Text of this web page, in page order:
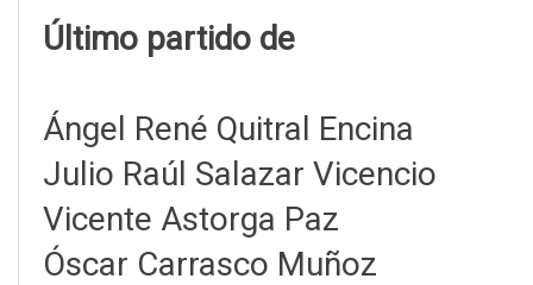
Último partido de
Ángel René Quitral Encina
Julio Raúl Salazar Vicencio
Vicente Astorga Paz
Óscar Carrasco Muñoz